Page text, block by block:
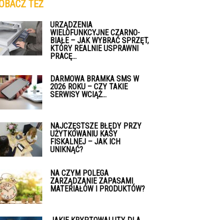
TEŻ
URZĄDZENIA
WIELOFUNKCYJNE CZARNO-
BIAŁE – JAK WYBRAĆ SPRZĘT,
KTÓRY REALNIE USPRAWNI
PRACĘ...
DARMOWA BRAMKA SMS W
2026 ROKU – CZY TAKIE
SERWISY WCIĄŻ...
NAJCZĘSTSZE BŁĘDY PRZY
UŻYTKOWANIU KASY
FISKALNEJ – JAK ICH
UNIKNĄĆ?
NA CZYM POLEGA
ZARZĄDZANIE ZAPASAMI
MATERIAŁÓW I PRODUKTÓW?